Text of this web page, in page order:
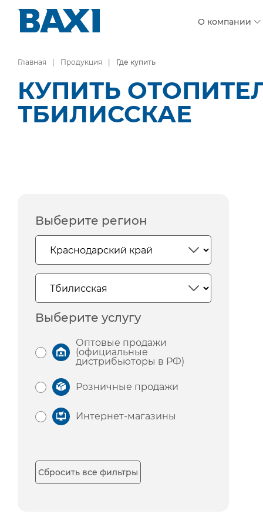
О компании
Главная Продукция Где купить
КУПИТЬ
ТБИЛИССКАЕ
Выберите регион
Выберите услугу
Оптовые продажи
(официальные
дистрибьюторы в РФ)
Розничные продажи
Интернет-магазины
Сбросить все фильтры